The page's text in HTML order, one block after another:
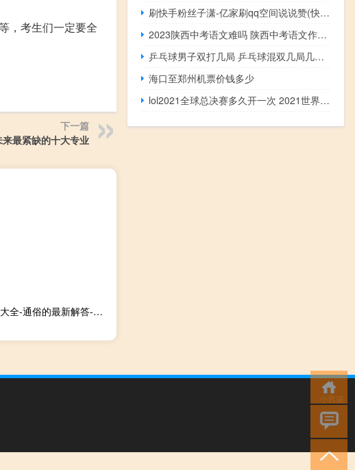
，考生们一定要全
下一篇
最紧缺的十大专业
香港澳门六开彩开奖网站：新澳彩内部资料精准大全-通俗的最新解答-382.XM0.7
刷快手粉丝子潇-亿家刷qq空间说说赞(快手刷作品子潇网络)
2023陕西中考语文难吗 陕西中考语文作文题目出炉
乒乓球男子双打几局 乒乓球混双几局几胜制
海口至郑州机票价钱多少
lol2021全球总决赛多久开一次 2021世界赛lol赛程表